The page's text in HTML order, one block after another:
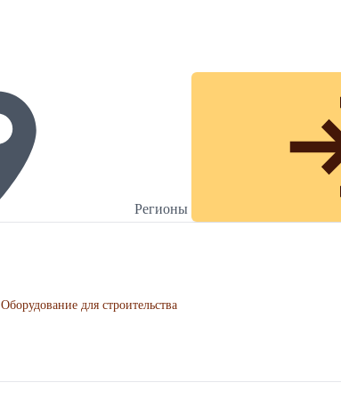
Регионы
Оборудование для строительства